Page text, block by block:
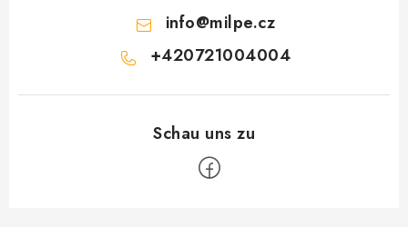
info@milpe.cz
+420721004004